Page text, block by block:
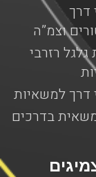
דרך
וצמ”ה
רזרבי
דרך למשאיות
בדרכים